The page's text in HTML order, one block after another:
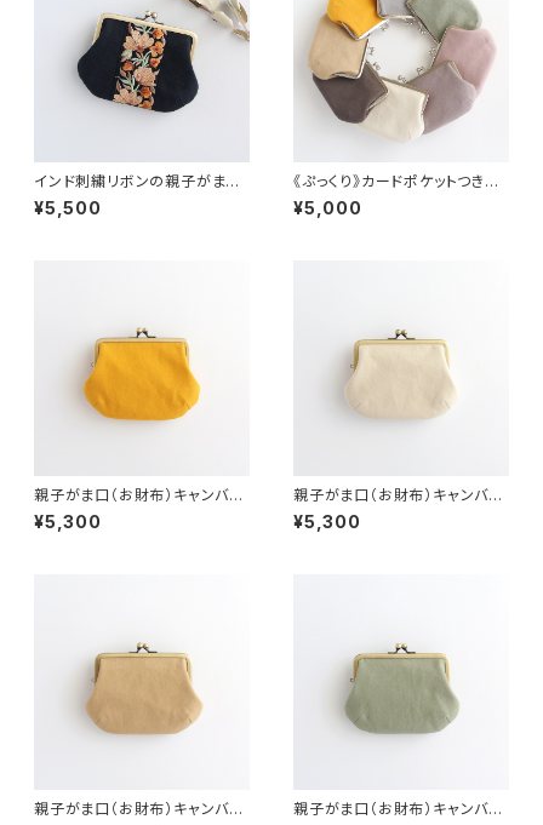
インド刺繍リボンの親子がま口
（お財布）キャンバス/ぷっくり
¥5,500
《ぷっくり》カードポケットつき親
子がま口（お財布）
¥5,000
親子がま口（お財布）キャンバ
ス イエロー/ぷっくり
¥5,300
親子がま口（お財布）キャンバ
ス ライトベージュ/ぷっくり
¥5,300
親子がま口（お財布）キャンバ
親子がま口（お財布）キャンバ